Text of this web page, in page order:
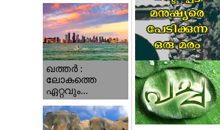
ഖത്തര്‍ :
ലോകത്തെ
ഏറ്റവും...